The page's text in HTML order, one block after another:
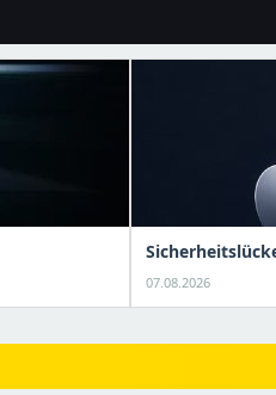
07.08.2026